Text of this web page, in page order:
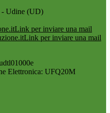
- Udine (UD)
Link per inviare una mail
Link per inviare una mail
Elettronica: UFQ20M